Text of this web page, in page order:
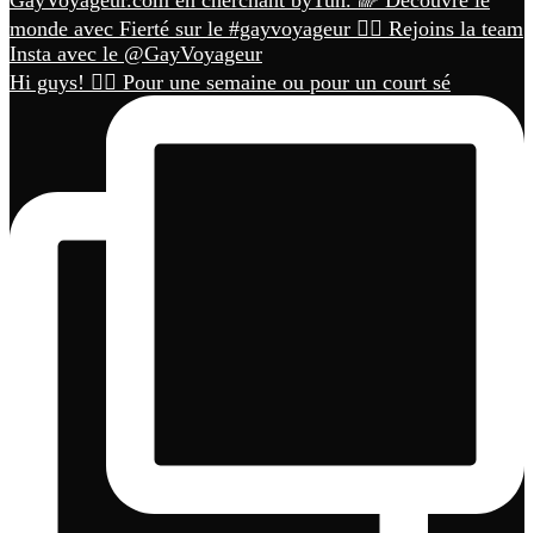
Hi guys! 🏳️‍🌈 Pour une semaine ou pour un court sé